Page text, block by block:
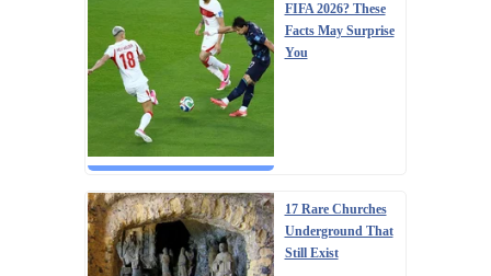
FIFA 2026? These
Facts May Surprise
You
17 Rare Churches
Underground That
Still Exist